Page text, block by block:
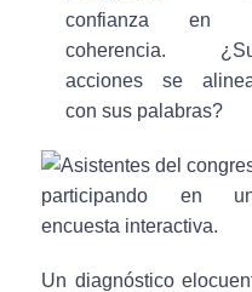
confianza en
coherencia.
acciones se
con sus palabras?
Un diagnóstico